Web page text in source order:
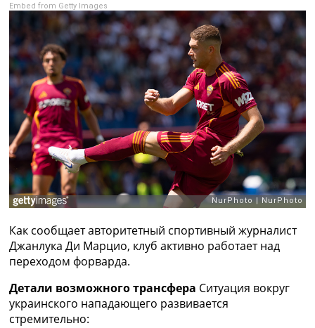
Англия. Премьер Лига
Испания. Ла Лига
Другие Турниры >>>
Таблицы
Таблицы групп Чемпионата Мира
Украина. Премьер-Лига
Украина. Первая Лига
Лига Чемпионов. Таблицы групп
Англия. Премьер-Лига
Испания. Ла Лига
Все таблицы >>>
Рейтинги
Рейтинг стран УЕФА
Рейтинг клубов УЕФА
Рейтинг ФИФА
ТВ программа
RU
UA
Categories
Embed from Getty Images
Как сообщает авторитетный спортивный журналист
Джанлука Ди Марцио, клуб активно работает над
переходом форварда.
Детали возможного трансфера Ситуация вокруг
украинского нападающего развивается
стремительно: